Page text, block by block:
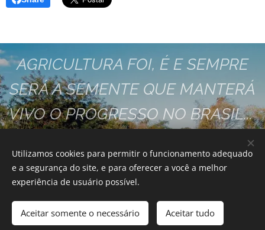
AGRICULTURA FOI, É E SEMPRE
SERÁ A SEMENTE QUE MANTERÁ
VIVO O PROGRESSO NO BRASIL...
GERMINAR JUNTOS!!
SINTRARUR - SOROCABA
Este site foi desenvolvido por:
https://geniusjoytech.com/
Utilizamos cookies para permitir o funcionamento adequado
e a segurança do site, e para oferecer a você a melhor
experiência de usuário possível.
Aceitar somente o necessário Aceitar tudo